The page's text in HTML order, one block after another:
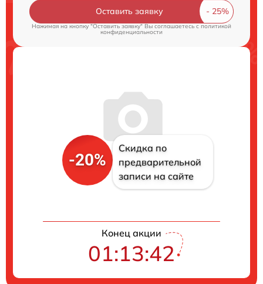
Оставить заявку
Нажимая на кнопку "Оставить заявку" Вы соглашаетесь cполитикой
конфиденциальности
-20%
Скидка по
предварительной
записи на сайте
Конец акции
01:13:41